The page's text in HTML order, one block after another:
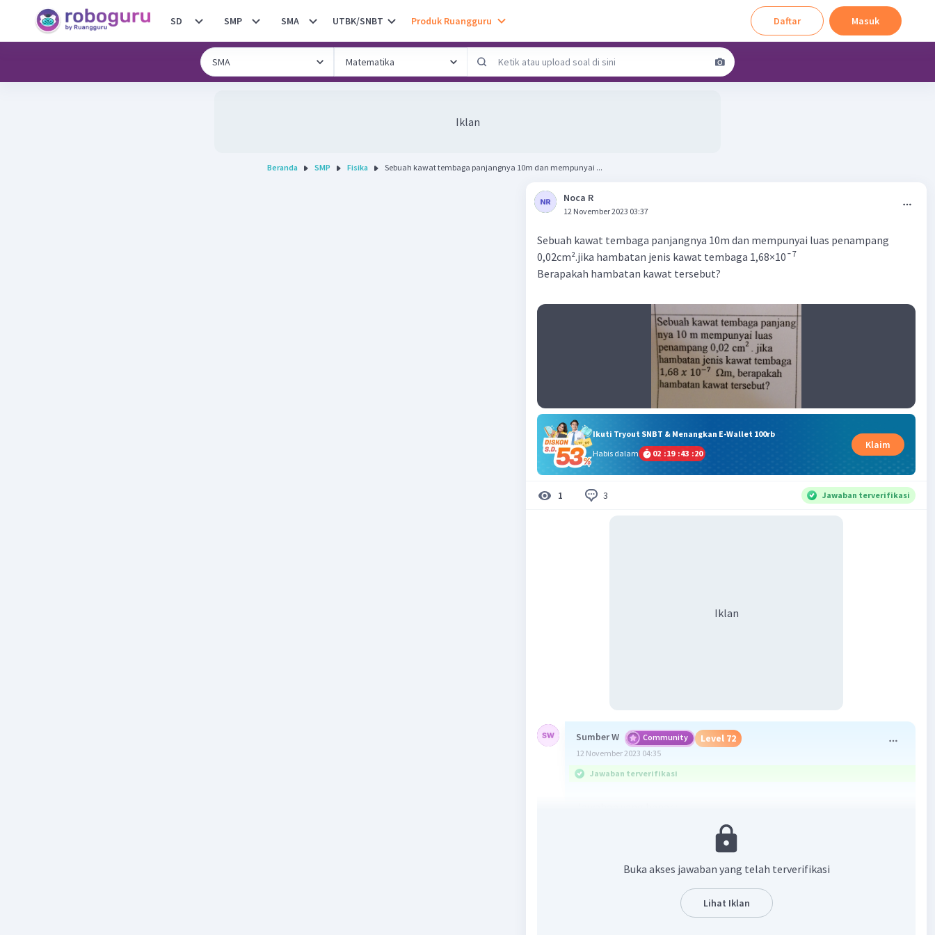
SD SMP SMA UTBK/SNBT Produk Ruangguru Daftar Masuk
Iklan
Beranda SMP Fisika Sebuah kawat tembaga panjangnya 10m dan mempunyai ...
Noca R
12 November 2023 03:37
Sebuah kawat tembaga panjangnya 10m dan mempunyai luas penampang
0,02cm².jika hambatan jenis kawat tembaga 1,68×10¯7
Berapakah hambatan kawat tersebut?
Ikuti Tryout SNBT & Menangkan E-Wallet 100rb
Habis dalam
02 :19 :43 :19
Klaim
1 3 Jawaban terverifikasi
Iklan
Sumber W Community Level 72
12 November 2023 04:35
Jawaban terverifikasi
0,84 𝞨
m2
Buka akses jawaban yang telah terverifikasi
Lihat Iklan